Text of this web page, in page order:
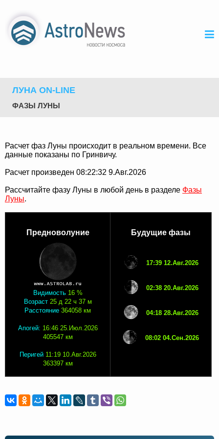
ЛУНА ON-LINE
ФАЗЫ ЛУНЫ
Расчет фаз Луны происходит в реальном времени. Все
данные показаны по Гринвичу.
Расчет произведен 08:22:32 9.Авг.2026
Рассчитайте фазу Луны в любой день в разделе Фазы
Луны.
Предноволуние
Видимость 16 %
Возраст 25 д 22 ч 37 м
Расстояние 364058 км
Апогей: 16:46 25.Июл.2026
405547 км
Перигей 11:19 10.Авг.2026
363397 км
Будущие фазы
17:39 12.Авг.2026
02:38 20.Авг.2026
04:18 28.Авг.2026
08:02 04.Сен.2026